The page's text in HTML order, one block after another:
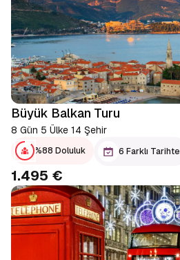
Büyük Balkan Turu
8 Gün 5 Ülke 14 Şehir
%88 Doluluk 6 Farklı Tarihte
1.495 €